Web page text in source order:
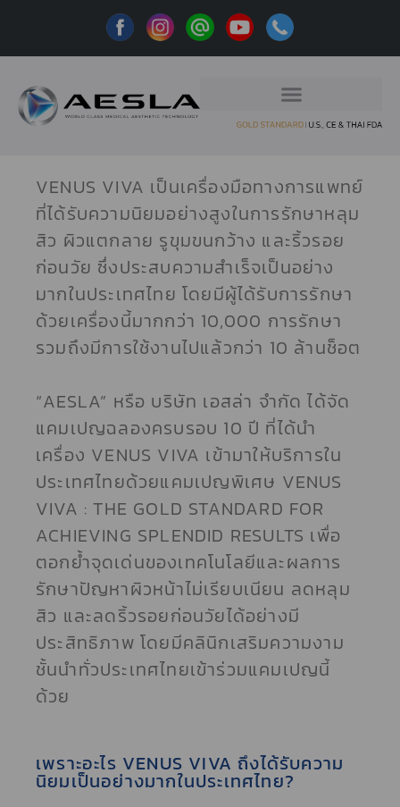
VENUS VIVA เป็นเครื่องมือทางการแพทย์
ที่ได้รับความนิยมอย่างสูงในการรักษาหลุม
สิว ผิวแตกลาย รูขุมขนกว้าง และริ้วรอย
ก่อนวัย ซึ่งประสบความสำเร็จเป็นอย่าง
มากในประเทศไทย โดยมีผู้ได้รับการรักษา
ด้วยเครื่องนี้มากกว่า 10,000 การรักษา
รวมถึงมีการใช้งานไปแล้วกว่า 10 ล้านช็อต
“AESLA” หรือ บริษัท เอสล่า จำกัด ได้จัด
แคมเปญฉลองครบรอบ 10 ปี ที่ได้นำ
เครื่อง VENUS VIVA เข้ามาให้บริการใน
ประเทศไทยด้วยแคมเปญพิเศษ VENUS
VIVA : THE GOLD STANDARD FOR
ACHIEVING SPLENDID RESULTS เพื่อ
ตอกย้ำจุดเด่นของเทคโนโลยีและผลการ
รักษาปัญหาผิวหน้าไม่เรียบเนียน ลดหลุม
สิว และลดริ้วรอยก่อนวัยได้อย่างมี
ประสิทธิภาพ โดยมีคลินิกเสริมความงาม
ชั้นนำทั่วประเทศไทยเข้าร่วมแคมเปญนี้
ด้วย
เพราะอะไร VENUS VIVA ถึงได้รับความ
นิยมเป็นอย่างมากในประเทศไทย?